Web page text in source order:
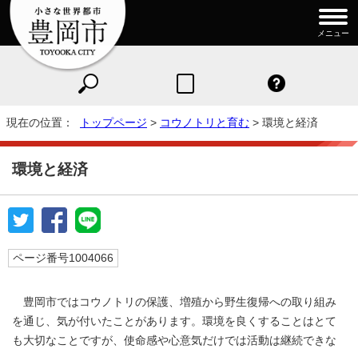
メニュー
現在の位置： トップページ > コウノトリと育む > 環境と経済
環境と経済
ページ番号1004066
豊岡市ではコウノトリの保護、増殖から野生復帰への取り組み
を通じ、気が付いたことがあります。環境を良くすることはとて
も大切なことですが、使命感や心意気だけでは活動は継続できな